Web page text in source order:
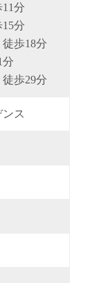
分
分
歩18分
分
歩29分
ス